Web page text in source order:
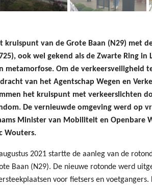
kruispunt van de Grote Baan (N29) met
ook wel gekend als de Zwarte Ring
metamorfose. Om de verkeersveiligheid
van het Agentschap Wegen en
het kruispunt met verkeerslichten
De vernieuwde omgeving werd op
Minister van Mobiliteit en Openbare
Wouters.
2021 startte de aanleg van de
Baan (N29). De nieuwe rotonde werd
voor fietsers en